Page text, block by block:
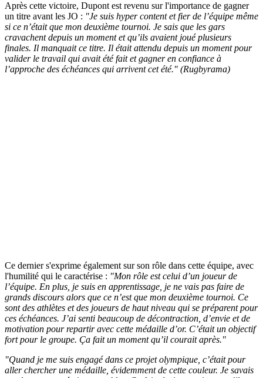
Après cette victoire, Dupont est revenu sur l'importance de gagner
un titre avant les JO : "Je suis hyper content et fier de l’équipe même
si ce n’était que mon deuxième tournoi. Je sais que les gars
cravachent depuis un moment et qu’ils avaient joué plusieurs
finales. Il manquait ce titre. Il était attendu depuis un moment pour
valider le travail qui avait été fait et gagner en confiance à
l’approche des échéances qui arrivent cet été." (Rugbyrama)
Ce dernier s'exprime également sur son rôle dans cette équipe, avec
l'humilité qui le caractérise : "Mon rôle est celui d’un joueur de
l’équipe. En plus, je suis en apprentissage, je ne vais pas faire de
grands discours alors que ce n’est que mon deuxième tournoi. Ce
sont des athlètes et des joueurs de haut niveau qui se préparent pour
ces échéances. J’ai senti beaucoup de décontraction, d’envie et de
motivation pour repartir avec cette médaille d’or. C’était un objectif
fort pour le groupe. Ça fait un moment qu’il courait après."
"Quand je me suis engagé dans ce projet olympique, c’était pour
aller chercher une médaille, évidemment de cette couleur. Je savais